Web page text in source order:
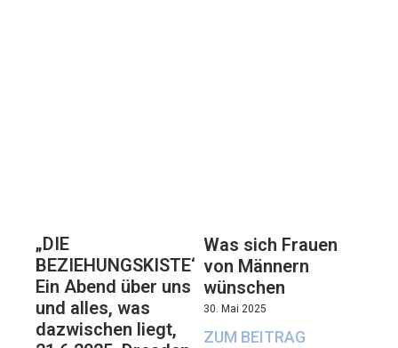
„DIE
BEZIEHUNGSKISTE“:
Ein Abend über uns
und alles, was
dazwischen liegt,
Was sich Frauen
von Männern
wünschen
30. Mai 2025
ZUM BEITRAG